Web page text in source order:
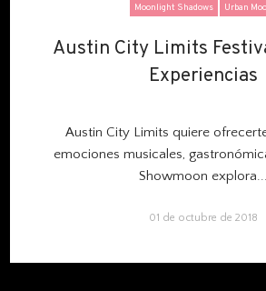
Moonlight Shadows Urban
Austin City Limits
Experiencias
Austin City Limits
Experiencias
Austin City Limits quiere
emociones musicales,
Showmoon explora...
01 de octubre de 2018